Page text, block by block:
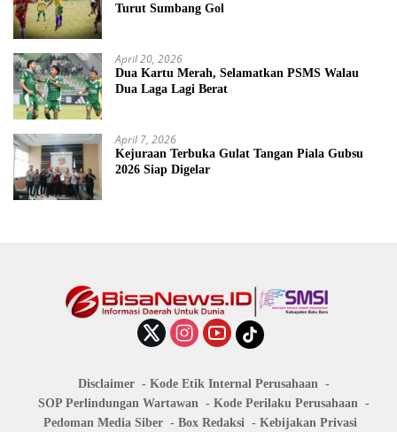
Turut Sumbang Gol
April 20, 2026
Dua Kartu Merah, Selamatkan PSMS Walau
Dua Laga Lagi Berat
April 7, 2026
Kejuraan Terbuka Gulat Tangan Piala Gubsu
2026 Siap Digelar
Disclaimer
Kode Etik Internal Perusahaan
SOP Perlindungan Wartawan
Kode Perilaku Perusahaan
Pedoman Media Siber
Box Redaksi Kebijakan Privasi